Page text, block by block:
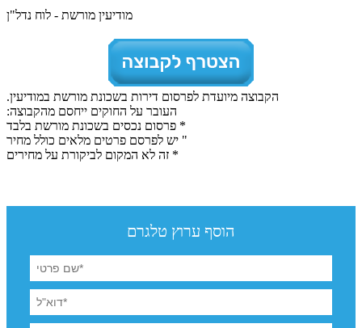
מודיעין מורשת - לוח נדל"ן
הקבוצה מיועדת לפרסום דירות בשכונת מורשת במודיעין.
העובר על החוקים ייחסם מהקבוצה:
* פרסום נכסים בשכונת מורשת בלבד
" יש לפרסם פרטים מלאים כולל מחיר
* זה לא המקום לביקורת על מחירים
הוסף ערוץ טלגרם